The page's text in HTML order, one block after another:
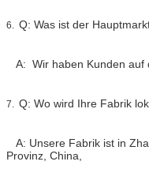
6. Q: Was ist der
A: Wir haben Kunden auf
7. Q: Wo wird Ihre Fabrik
A: Unsere Fabrik ist in
Provinz, China,